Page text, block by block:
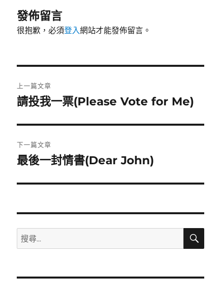
發佈留言
很抱歉，必須登入網站才能發佈留言。
章
覽
上一篇文章
上
篇
文
章:
請投我一票(Please Vote for Me)
下一篇文章
下
篇
章:
最後一封情書(Dear John)
搜
尋
鍵
搜